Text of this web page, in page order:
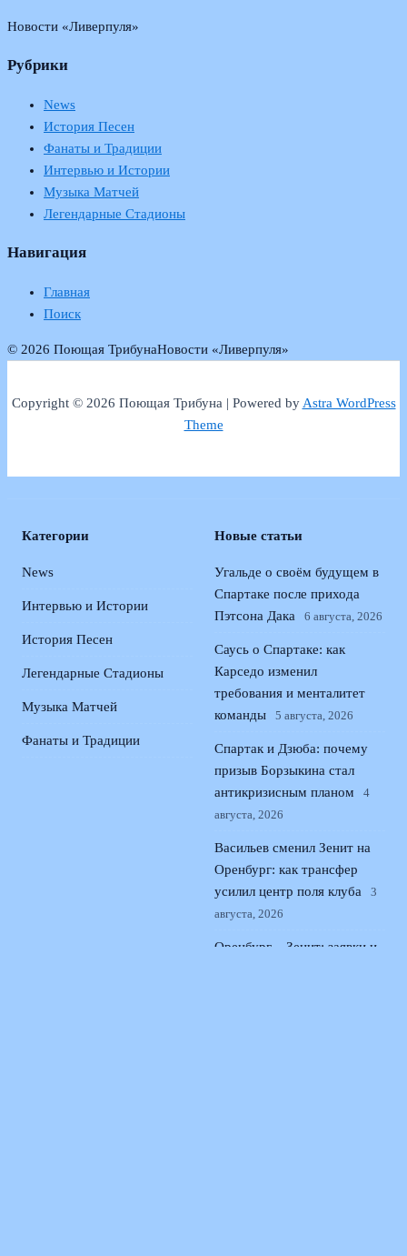
Новости «Ливерпуля»
Рубрики
News
История Песен
Фанаты и Традиции
Интервью и Истории
Музыка Матчей
Легендарные Стадионы
Навигация
Главная
Поиск
© 2026 Поющая ТрибунаНовости «Ливерпуля»
Copyright © 2026 Поющая Трибуна | Powered byAstra WordPress
Theme
Категории
News
Интервью и Истории
История Песен
Легендарные Стадионы
Музыка Матчей
Фанаты и Традиции
Новые статьи
Угальде о своём будущем в
Спартаке после прихода
Пэтсона Дака
6 августа, 2026
Саусь о Спартаке: как
Карседо изменил
требования и менталитет
команды
5 августа, 2026
Спартак и Дзюба: почему
призыв Борзыкина стал
антикризисным планом
4
августа, 2026
Васильев сменил Зенит на
Оренбург: как трансфер
усилил центр поля клуба
3
августа, 2026
Оренбург – Зенит: заявки и